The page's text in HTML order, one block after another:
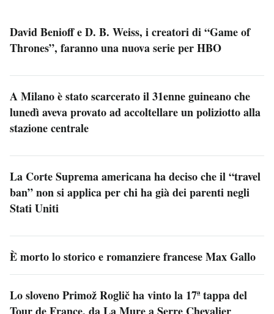
David Benioff e D. B. Weiss, i creatori di “Game of
Thrones”, faranno una nuova serie per HBO
A Milano è stato scarcerato il 31enne guineano che
lunedì aveva provato ad accoltellare un poliziotto alla
stazione centrale
La Corte Suprema americana ha deciso che il “travel
ban” non si applica per chi ha già dei parenti negli
Stati Uniti
È morto lo storico e romanziere francese Max Gallo
Lo sloveno Primož Roglič ha vinto la 17ª tappa del
Tour de France, da La Mure a Serre Chevalier